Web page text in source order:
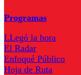
Programas
LLegó la hora
El Radar
Enfoqué Público
Hoja de Ruta